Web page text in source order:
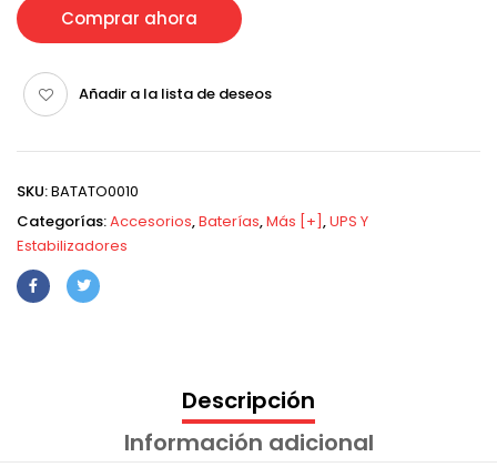
Comprar ahora
Añadir a la lista de deseos
SKU:BATATO0010
Categorías:Accesorios,Baterías,Más [+],UPS Y
Estabilizadores
Descripción
Información adicional